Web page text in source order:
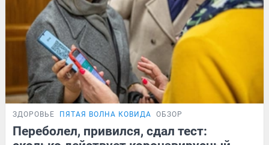
ЗДОРОВЬЕ ПЯТАЯ ВОЛНА КОВИДА ОБЗОР
Переболел, привился, сдал тест: